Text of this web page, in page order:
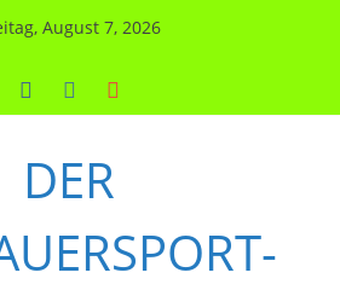
August 7, 2026
DER